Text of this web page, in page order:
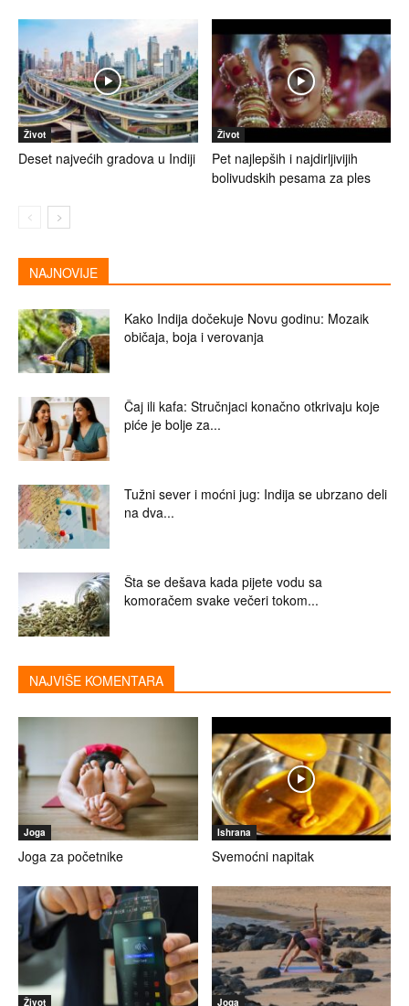
Život
Deset najvećih gradova u Indiji
Život
Pet najlepših i najdirljivijih
bolivudskih pesama za ples
NAJNOVIJE
Kako Indija dočekuje Novu godinu: Mozaik
običaja, boja i verovanja
Čaj ili kafa: Stručnjaci konačno otkrivaju koje
piće je bolje za...
Tužni sever i moćni jug: Indija se ubrzano deli
na dva...
Šta se dešava kada pijete vodu sa
komoračem svake večeri tokom...
NAJVIŠE KOMENTARA
Joga
Joga za početnike
Ishrana
Svemoćni napitak
Život Joga